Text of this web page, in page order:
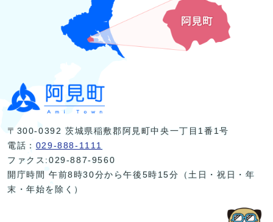
〒300-0392 茨城県稲敷郡阿見町中央一丁目1番1号
電話： 029-888-1111
ファクス:029-887-9560
開庁時間 午前8時30分から午後5時15分（土日・祝日・年
末・年始を除く）